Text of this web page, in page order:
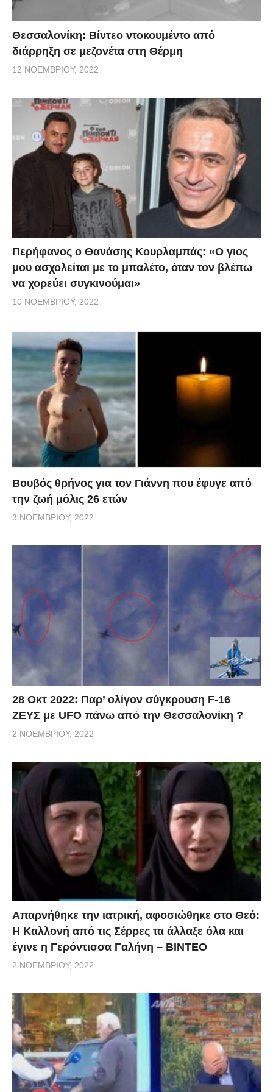
την ευθύνη σε μια τέτοια περίπτωση θα την έχει
εκείνος που προκαλεί τις συνθήκες αυτές.
να επιλύσει ακόμη και τα πιο σύνθετα ζητήματα.
Δεν θα είμαστε ποτέ αυτοί που πρώτοι θα οξύνουμε
τα πράγματα. Όμως, η αυτοσυγκράτηση είναι μόνο η
μία όψη της ισχύος μας.
Καμία πρόκληση δεν θα μείνει αναπάντητη. Το
έχουμε, εξάλλου, αποδείξει στην πράξη. Και θα το
αποδείξουμε ξανά εάν χρειαστεί».
(φωτο:eurokinissi)
Θεσσαλονίκη: Βίντεο ντοκουμέντο από
διάρρηξη σε μεζονέτα στη Θέρμη
12 ΝΟΕΜΒΡΊΟΥ, 2022
Περήφανος ο Θανάσης Κουρλαμπάς: «Ο γιος
μου ασχολείται με το μπαλέτο, όταν τον βλέπω
να χορεύει συγκινούμαι»
10 ΝΟΕΜΒΡΊΟΥ, 2022
Βουβός θρήνος για τον Γιάννη που έφυγε από
την ζωή μόλις 26 ετών
3 ΝΟΕΜΒΡΊΟΥ, 2022
28 Οκτ 2022: Παρ’ ολίγον σύγκρουση F-16
ΖΕΥΣ με UFO πάνω από την Θεσσαλονίκη ?
2 ΝΟΕΜΒΡΊΟΥ, 2022
Απαρνήθηκε την ιατρική, αφοσιώθηκε στο Θεό:
Η Καλλονή από τις Σέρρες τα άλλαξε όλα και
έγινε η Γερόντισσα Γαλήνη – ΒΙΝΤΕΟ
2 ΝΟΕΜΒΡΊΟΥ, 2022